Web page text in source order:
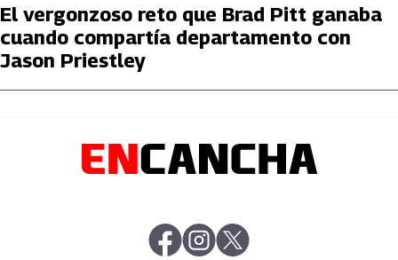
El vergonzoso reto que Brad Pitt ganaba
cuando compartía departamento con
Jason Priestley
abre en nueva pestaña
abre en nueva pestaña